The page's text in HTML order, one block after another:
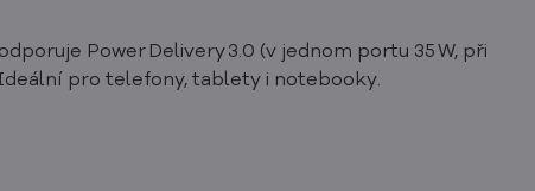
Power Delivery 3.0 (v jednom portu 35 W, při
Ideální pro telefony, tablety i notebooky.